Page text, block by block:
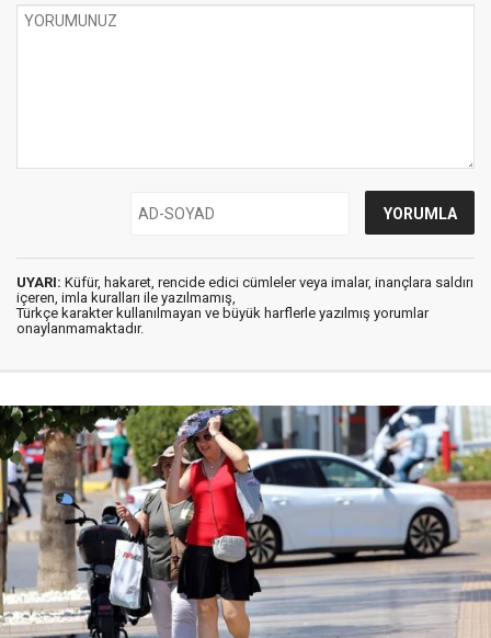
UYARI: Küfür, hakaret, rencide edici cümleler veya imalar, inançlara saldırı
içeren, imla kuralları ile yazılmamış,
Türkçe karakter kullanılmayan ve büyük harflerle yazılmış yorumlar
onaylanmamaktadır.